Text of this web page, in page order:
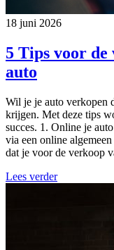
18 juni 2026
5 Tips voor
auto
Wil je je auto verkopen
krijgen. Met deze tips
succes. 1. Online je
via een online
dat je voor de verkoop
Lees verder